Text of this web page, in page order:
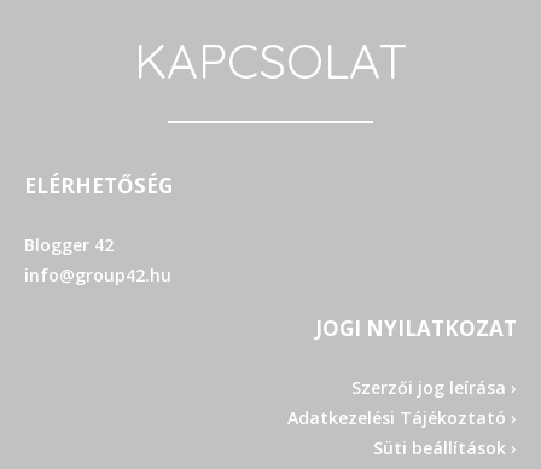
KAPCSOLAT
ELÉRHETŐSÉG
Blogger 42
info@group42.hu
JOGI NYILATKOZAT
Szerzői jog leírása ›
Adatkezelési Tájékoztató ›
Süti beállítások ›